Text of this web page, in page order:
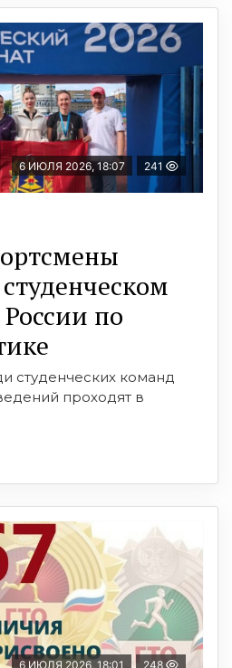
6 ИЮЛЯ 2026, 18:07 241
по
студенческих команд
проходят в
6 ИЮЛЯ 2026, 18:01 248